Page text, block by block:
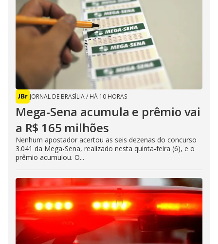
JORNAL DE BRASÍLIA/ HÁ 10 HORAS
Mega-Sena acumula e prêmio vai
a R$ 165 milhões
Nenhum apostador acertou as seis dezenas do concurso
3.041 da Mega-Sena, realizado nesta quinta-feira (6), e o
prêmio acumulou. O...